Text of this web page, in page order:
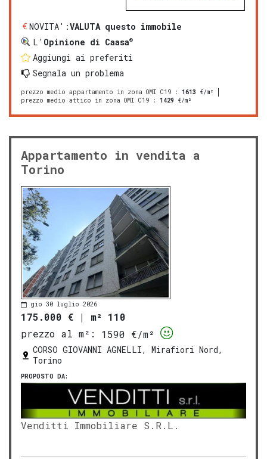
NOVITA':VALUTA questo immobile
L' Opinione di Caasa®
Aggiungi ai preferiti
Segnala un problema
prezzo medio appartamento in zona OMI C19 : 1613 €/m²
prezzo medio attico in zona OMI C19 : 1429 €/m²
Appartamento in vendita a
Torino
gio 30 luglio 2026
175.000 € | m² 110
prezzo al m²:
1590 €/m²
CORSO GIOVANNI AGNELLI, Mirafiori Nord,
Torino
PROPOSTO DA:
Venditti Immobiliare S.R.L.